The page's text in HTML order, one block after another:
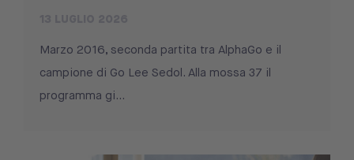
Marzo 2016, seconda partita tra AlphaGo e il
campione di Go Lee Sedol. Alla mossa 37 il
programma gi...